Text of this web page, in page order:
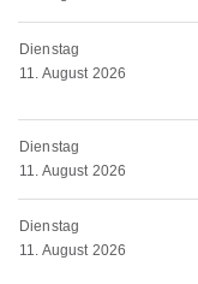
Dienstag
11. August 2026
Dienstag
11. August 2026
Dienstag
11. August 2026